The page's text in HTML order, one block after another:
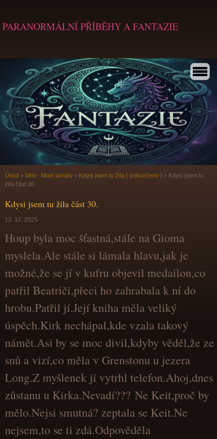
PARANORMÁLNÍ PŘÍBĚHY A FANTAZIE
Úvod » Mini - Maxi seriály » Kdysi jsem tu žila ( dokončeno ) » Kdysi jsem tu
žila část 30.
Kdysi jsem tu žila část 30.
12. 12. 2025
Houp byla moc šťastná,stále na Gioma
myslela.Ale stále si lámala hlavu,jak je
možné,že se jí v kufru objevil medailon,co
patřil Beatriči,přeci ho zahrabala k ní do
hrobu.Patřil jí.Její kniha měla veliký
úspěch.Kirk nechápal,kde vzala takový
námět.Asi by se moc divil,kdyby věděl,že ze
snů a vizí,co měla v Grenstonu u jezera
Long.Z myšlenek jí vytrhl telefon.Ahoj,dnes
zůstanu u Kirka.Nevadí??? Ne Keit,proč by
mělo.Nejsi smutná? zeptala se Keit.Ne
nejsem,to se ti zdá.Odpověděla